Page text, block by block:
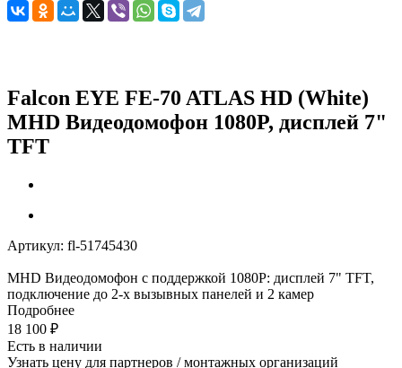
Falcon EYE FE-70 ATLAS HD (White)
MHD Видеодомофон 1080P, дисплей 7"
TFT
Артикул: fl-51745430
MHD Видеодомофон c поддержкой 1080P: дисплей 7" TFT,
подключение до 2-х вызывных панелей и 2 камер
Подробнее
18 100 ₽
Есть в наличии
Узнать цену для партнеров / монтажных организаций